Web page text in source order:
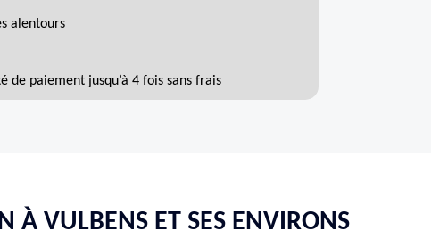
alentours
de paiement jusqu’à 4 fois sans frais
À VULBENS ET SES ENVIRONS